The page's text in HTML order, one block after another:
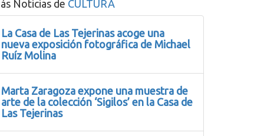
Noticias de CULTURA
La Casa de Las Tejerinas acoge una
nueva exposición fotográfica de Michael
Ruíz Molina
Marta Zaragoza expone una muestra de
arte de la colección ‘Sigilos’ en la Casa de
Las Tejerinas